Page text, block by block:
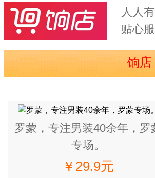
人人
贴心服
饷店
罗蒙，专注男装40余年，罗
专场。
￥29.9元